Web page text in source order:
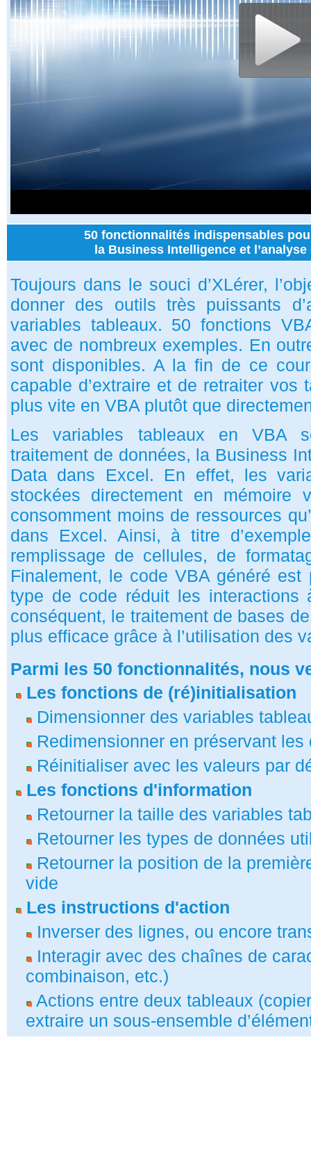
50 fonctionnalités indispensables
la Business Intelligence et
Toujours dans le souci d’XLérer,
donner des outils très puissants
variables tableaux. 50 fonctions
avec de nombreux exemples. En
sont disponibles. A la fin de ce
capable d’extraire et de retraiter
plus vite en VBA plutôt que
Les variables tableaux en VBA
traitement de données, la Business
Data dans Excel. En effet, les
stockées directement en mémoire
consomment moins de ressources
dans Excel. Ainsi, à titre
remplissage de cellules, de
Finalement, le code VBA généré
type de code réduit les interactions
conséquent, le traitement de bases
plus efficace grâce à l’utilisation des
Parmi les 50 fonctionnalités, nous
Les fonctions de (ré)initialisation
Dimensionner des variables
Redimensionner en préservant les
Réinitialiser avec les valeurs par
Les fonctions d'information
Retourner la taille des variables
Retourner les types de données
Retourner la position de la
vide
Les instructions d'action
Inverser des lignes, ou encore
Interagir avec des chaînes de
combinaison, etc.)
Actions entre deux tableaux
extraire un sous-ensemble